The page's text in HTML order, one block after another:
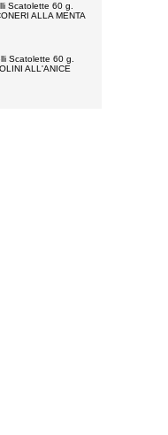
Scatolette 60 g.
ALLA MENTA
Scatolette 60 g.
ALL'ANICE